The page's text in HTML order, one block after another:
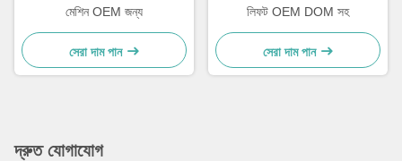
মেশিন OEM জন্য
সেরা দাম পান
লিফট OEM DOM সহ
সেরা দাম পান
দ্রুত যোগাযোগ